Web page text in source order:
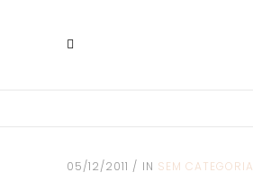
05/12/2011 IN SEM CATEGORIA